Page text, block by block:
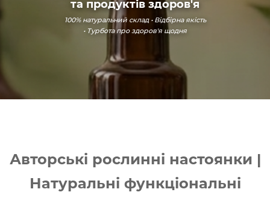
та продуктів здоров'я
100% натуральний склад • Відбірна якість
• Турбота про здоров'я щодня
Авторські рослинні настоянки |
Натуральні функціональні